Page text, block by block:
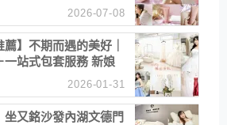
2026-07-08
薦】不期而遇的美好｜
一站式包套服務 新娘
2026-01-31
坐又銘沙發內湖文德門